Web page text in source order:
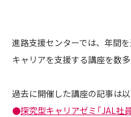
進路支援センターでは、年間
キャリアを支援する講座を数多
過去に開催した講座の記事は
●探究型キャリアゼミ「JAL社